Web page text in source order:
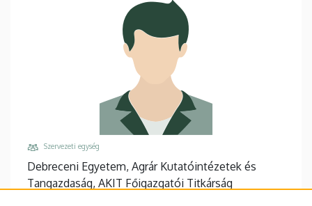
Tangazdaság
Szervezeti egység
Debreceni Egyetem, Agrár Kutatóintézetek és
Tangazdaság, AKIT Főigazgatói Titkárság